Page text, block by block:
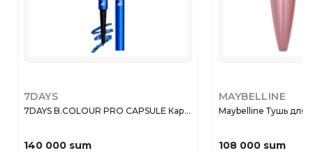
7DAYS
7DAYS B.COLOUR PRO CAPSULE Кар...
140 000 sum
MAYBELLINE
Maybelline Тушь для
108 000 sum